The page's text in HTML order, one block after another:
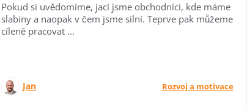
Pokud si uvědomíme, jací jsme obchodníci, kde máme
slabiny a naopak v čem jsme silní. Teprve pak můžeme
cíleně pracovat ...
Jan Rozvoj a motivace